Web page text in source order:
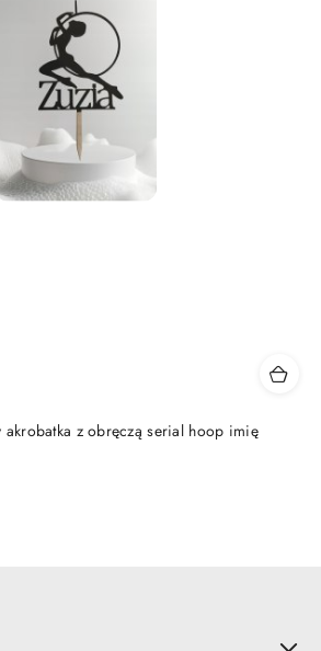
z obręczą serial hoop imię